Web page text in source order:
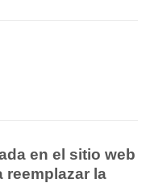
en el sitio web
reemplazar la